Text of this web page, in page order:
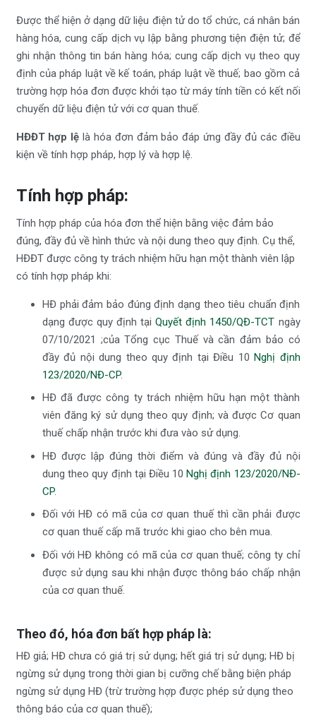
Được thể hiện ở dạng dữ liệu điện tử do tổ chức, cá nhân bán
hàng hóa, cung cấp dịch vụ lập bằng phương tiện điện tử; để
ghi nhận thông tin bán hàng hóa; cung cấp dịch vụ theo quy
định của pháp luật về kế toán, pháp luật về thuế; bao gồm cả
trường hợp hóa đơn được khởi tạo từ máy tính tiền có kết nối
chuyển dữ liệu điện tử với cơ quan thuế.
HĐĐT hợp lệ là hóa đơn đảm bảo đáp ứng đầy đủ các điều
kiện về tính hợp pháp, hợp lý và hợp lệ.
Tính hợp pháp:
Tính hợp pháp của hóa đơn thể hiện bằng việc đảm bảo
đúng, đầy đủ về hình thức và nội dung theo quy định. Cụ thể,
HĐĐT được công ty trách nhiệm hữu hạn một thành viên lập
có tính hợp pháp khi:
HĐ phải đảm bảo đúng định dạng theo tiêu chuẩn định
dạng được quy định tạiQuyết định 1450/QĐ-TCT ngày
07/10/2021 ;của Tổng cục Thuế và cần đảm bảo có
đầy đủ nội dung theo quy định tại Điều 10Nghị định
123/2020/NĐ-CP.
HĐ đã được công ty trách nhiệm hữu hạn một thành
viên đăng ký sử dụng theo quy định; và được Cơ quan
thuế chấp nhận trước khi đưa vào sử dụng.
HĐ được lập đúng thời điểm và đúng và đầy đủ nội
dung theo quy định tại Điều 10Nghị định 123/2020/NĐ-
CP.
Đối với HĐ có mã của cơ quan thuế thì cần phải được
cơ quan thuế cấp mã trước khi giao cho bên mua.
Đối với HĐ không có mã của cơ quan thuế; công ty chỉ
được sử dụng sau khi nhận được thông báo chấp nhận
của cơ quan thuế.
Theo đó, hóa đơn bất hợp pháp là:
HĐ giả; HĐ chưa có giá trị sử dụng; hết giá trị sử dụng; HĐ bị
ngừng sử dụng trong thời gian bị cưỡng chế bằng biện pháp
ngừng sử dụng HĐ (trừ trường hợp được phép sử dụng theo
thông báo của cơ quan thuế);